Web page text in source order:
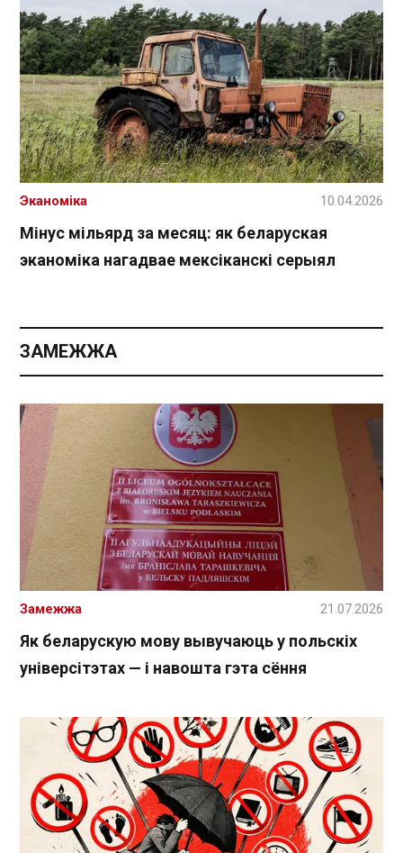
Мінус мільярд за месяц: як беларуская
эканоміка нагадвае мексіканскі серыял
Эканоміка 10.04.2026
ЗАМЕЖЖА
Як беларускую мову вывучаюць у польскіх
універсітэтах — і навошта гэта сёння
Замежжа 21.07.2026